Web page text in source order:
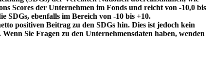
Scores der Unternehmen im Fonds und reicht von -10,0 bis
SDGs, ebenfalls im Bereich von -10 bis +10.
positiven Beitrag zu den SDGs hin. Dies ist jedoch kein
Sie Fragen zu den Unternehmensdaten haben, wenden